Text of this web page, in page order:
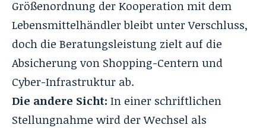
Größenordnung der Kooperation mit dem
Lebensmittelhändler bleibt unter Verschluss,
doch die Beratungsleistung zielt auf die
Absicherung von Shopping-Centern und
Cyber-Infrastruktur ab.
Die andere Sicht: In einer schriftlichen
Stellungnahme wird der Wechsel als